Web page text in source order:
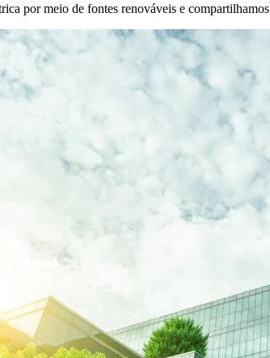
por meio de fontes renováveis e